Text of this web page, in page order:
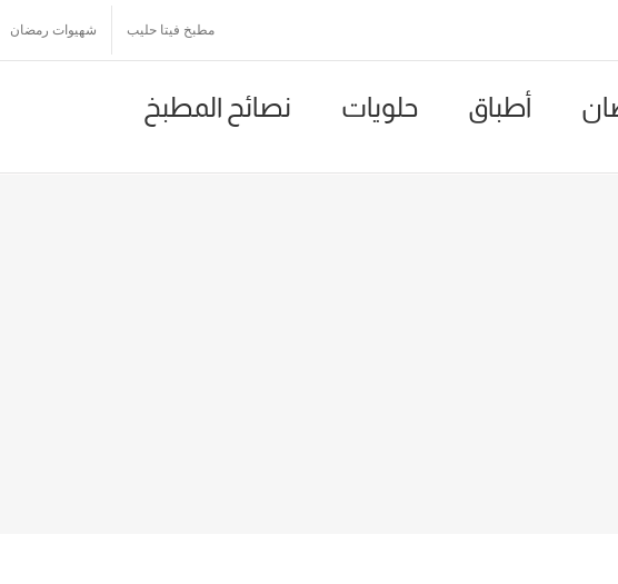
مطبخ فيتا حليب شهيوات رمضان
أطباق حلويات نصائح المطبخ